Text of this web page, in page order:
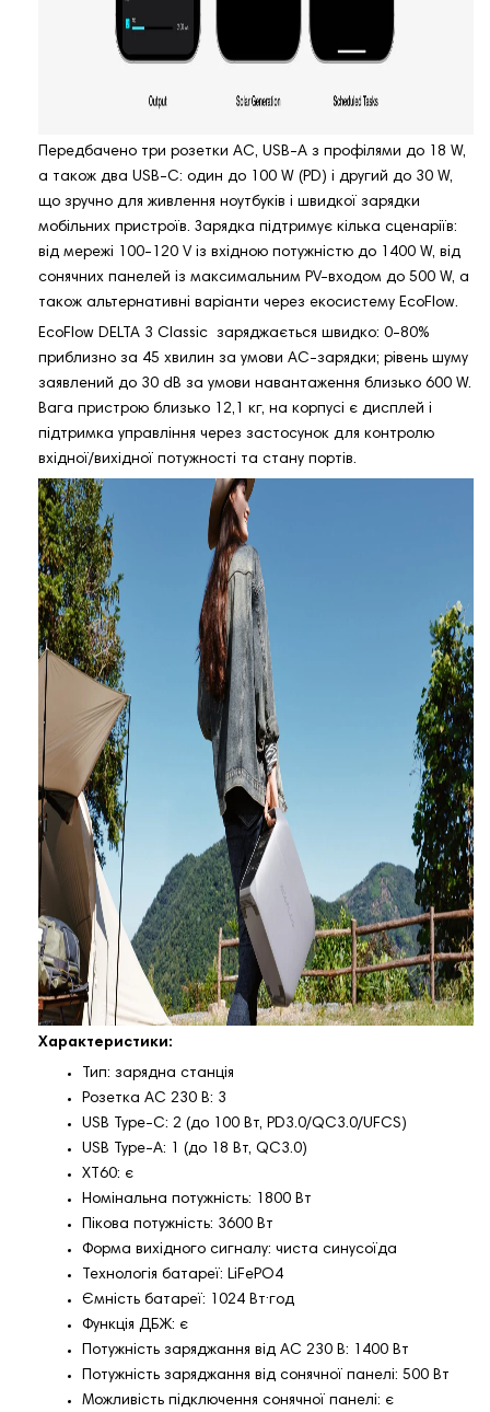
Передбачено три розетки AC, USB-A з профілями до 18 W,
а також два USB-C: один до 100 W (PD) і другий до 30 W,
що зручно для живлення ноутбуків і швидкої зарядки
мобільних пристроїв. Зарядка підтримує кілька сценаріїв:
від мережі 100-120 V із вхідною потужністю до 1400 W, від
сонячних панелей із максимальним PV-входом до 500 W, а
також альтернативні варіанти через екосистему EcoFlow.
EcoFlow DELTA 3 Classic заряджається швидко: 0-80%
приблизно за 45 хвилин за умови AC-зарядки; рівень шуму
заявлений до 30 dB за умови навантаження близько 600 W.
Вага пристрою близько 12,1 кг, на корпусі є дисплей і
підтримка управління через застосунок для контролю
вхідної/вихідної потужності та стану портів.
Характеристики:
Тип: зарядна станція
Розетка AC 230 В: 3
USB Type-C: 2 (до 100 Вт, PD3.0/QC3.0/UFCS)
USB Type-A: 1 (до 18 Вт, QC3.0)
XT60: є
Номінальна потужність: 1800 Вт
Пікова потужність: 3600 Вт
Форма вихідного сигналу: чиста синусоїда
Технологія батареї: LiFePO4
Ємність батареї: 1024 Вт·год
Функція ДБЖ: є
Потужність заряджання від AC 230 В: 1400 Вт
Потужність заряджання від сонячної панелі: 500 Вт
Можливість підключення сонячної панелі: є